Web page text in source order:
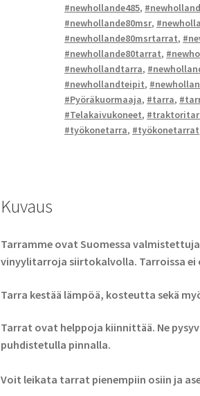
#newhollande485,
#newhollande80msr,
#newhollande80msrtarrat,
#newhollande80tarrat,
#newhollandtarra,
#newhollandteipit,
#Pyöräkuormaaja, #tarra,
#Telakaivukoneet,
#työkonetarra, #työkonetarrat
Kuvaus
Tarramme ovat Suomessa
vinyylitarroja siirtokalvolla. Tarroissa ei
Tarra kestää lämpöä, kosteutta sekä
Tarrat ovat helppoja kiinnittää. Ne
puhdistetulla pinnalla.
Voit leikata tarrat pienempiin osiin ja